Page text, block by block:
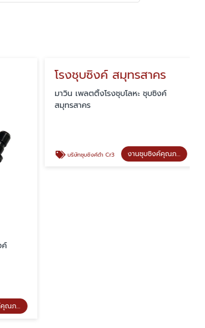
งานชุบซิงค์คุณภาพ
โรงชุบซิงค์ สมุทรสาคร
มาวิน เพลตติ้งโรงชุบโลหะ ชุบซิงค์
สมุทรสาคร
บริษัทชุบซิงค์ดำ Cr3 งานชุบซิงค์คุณภาพ